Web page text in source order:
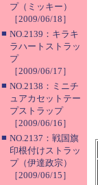
プ（ミッキー）
［2009/06/18］
■ NO.2139：キラキ
ラハートストラッ
プ
［2009/06/17］
■ NO.2138：ミニチ
ュアカセットテー
プストラップ
［2009/06/16］
■ NO.2137：戦国旗
印根付けストラッ
プ（伊達政宗）
［2009/06/15］